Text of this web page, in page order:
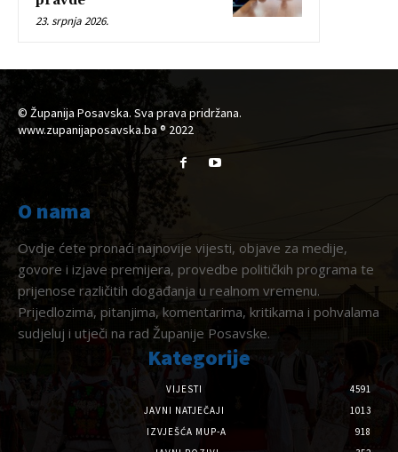
23. srpnja 2026.
© Županija Posavska. Sva prava pridržana.
www.zupanijaposavska.ba ® 2022
O nama
Ovdje ćete pronaći najnovije vijesti, objave za medije,
govore i izjave premijera, provedbe političkih programa te
prijenose različitih događanja u realnom vremenu.
Prijedlozima, pitanjima, komentarima, kritikama i pohvalama
sudjeluj i utječi na rad Županije Posavske.
Kategorije
VIJESTI
4591
JAVNI NATJEČAJI
1013
IZVJEŠĆA MUP-A
918